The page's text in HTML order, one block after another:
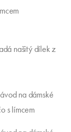
našitý dílek z